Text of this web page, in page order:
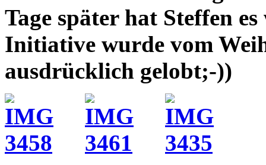
Tage später hat Steffen
Initiative wurde vom
ausdrücklich gelobt;-))